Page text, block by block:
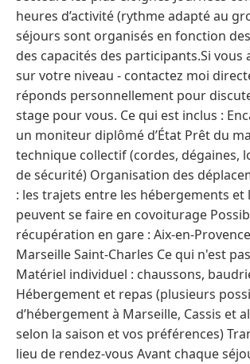
heures d’activité (rythme adapté au
séjours sont organisés en fonction
des capacités des participants.Si vous
sur votre niveau - contactez moi
réponds personnellement pour
stage pour vous. Ce qui est inclus :
un moniteur diplômé d’État Prêt du
technique collectif (cordes, dégaines,
de sécurité) Organisation des
: les trajets entre les hébergements et
peuvent se faire en covoiturage
récupération en gare : Aix-en-
Marseille Saint-Charles Ce qui n'est
Matériel individuel : chaussons,
Hébergement et repas (plusieurs
d’hébergement à Marseille, Cassis et
selon la saison et vos préférences)
lieu de rendez-vous Avant chaque